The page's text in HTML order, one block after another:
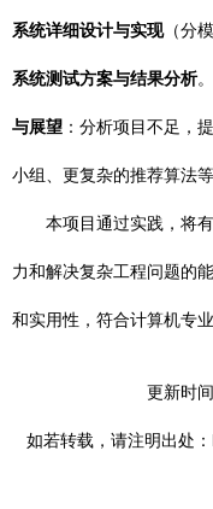
系统详细设计与实现（分
系统测试方案与结果分析。
与展望 ：分析项目不足，
小组、更复杂的推荐算法等
本项目通过实践，将
力和解决复杂工程问题的
和实用性，符合计算机专
更新时
如若转载，请注明出处